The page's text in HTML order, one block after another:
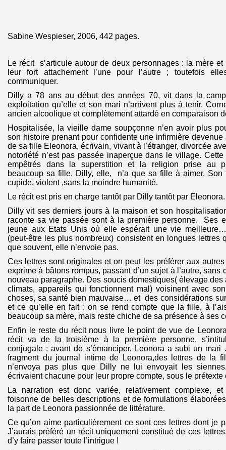
Sabine Wespieser, 2006, 442 pages.
Le récit s’articule autour de deux personnages : la mère
leur fort attachement l’une pour l’autre ; toutefois
communiquer.
Dilly a 78 ans au début des années 70, vit dans la
exploitation qu’elle et son mari n’arrivent plus à tenir.
ancien alcoolique et complètement attardé en comparaison
Hospitalisée, la vieille dame soupçonne n’en avoir plus
son histoire prenant pour confidente une infirmière
de sa fille Eleonora, écrivain, vivant à l’étranger, divorcée
notoriété n’est pas passée inaperçue dans le village.
empêtrés dans la superstition et la religion prise au
beaucoup sa fille. Dilly, elle, n’a que sa fille à aimer. Son
cupide, violent ,sans la moindre humanité.
Le récit est pris en charge tantôt par Dilly tantôt par Eleonora.
Dilly vit ses derniers jours à la maison et son
raconte sa vie passée sont à la première personne. Ses
jeune aux Etats Unis où elle espérait une vie
(peut-être les plus nombreux) consistent en longues lettres
que souvent, elle n’envoie pas.
Ces lettres sont originales et on peut les préférer aux
exprime à bâtons rompus, passant d’un sujet à l’autre, sans
nouveau paragraphe. Des soucis domestiques( élevage
climats, appareils qui fonctionnent mal) voisinent avec
choses, sa santé bien mauvaise… et des considérations
et ce qu’elle en fait : on se rend compte que la fille, à
beaucoup sa mère, mais reste chiche de sa présence à ses
Enfin le reste du récit nous livre le point de vue de
récit va de la troisième à la première personne,
conjugale : avant de s’émanciper, Leonora a subi un
fragment du journal intime de Leonora,des lettres de la
n’envoya pas plus que Dilly ne lui envoyait les
écrivaient chacune pour leur propre compte, sous le prétexte
La narration est donc variée, relativement complexe,
foisonne de belles descriptions et de formulations
la part de Leonora passionnée de littérature.
Ce qu’on aime particulièrement ce sont ces lettres dont je
J’aurais préféré un récit uniquement constitué de ces
d’y faire passer toute l’intrigue !